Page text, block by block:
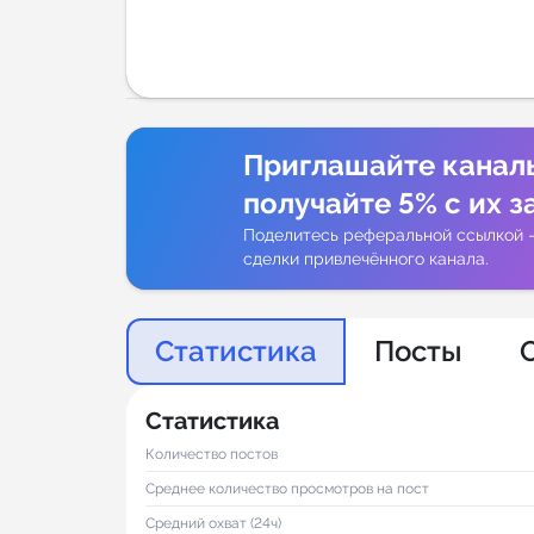
Приглашайте
получайте 5% с их
Поделитесь реферальной ссылкой
сделки привлечённого канала.
Статистика Посты
Статистика
Количество постов
Среднее количество просмотров на пост
Средний охват (24ч)